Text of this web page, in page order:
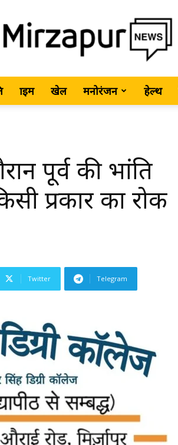
MirzapurNews.com
•
News,
Latest
क्राइम खेल मनोरंजन हेल्थ
पूर्व की भांति
प्रकार का रोक
Twitter Telegram